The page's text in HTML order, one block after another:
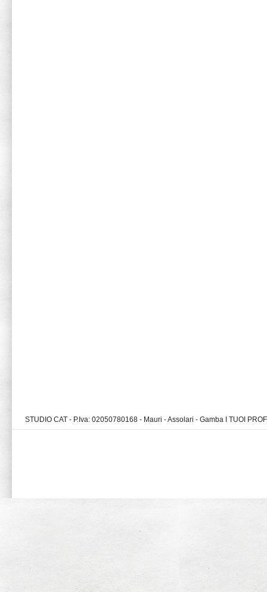
STUDIO CAT - P.Iva: 02050780168 - Mauri - Assolari - Gamba I TUOI